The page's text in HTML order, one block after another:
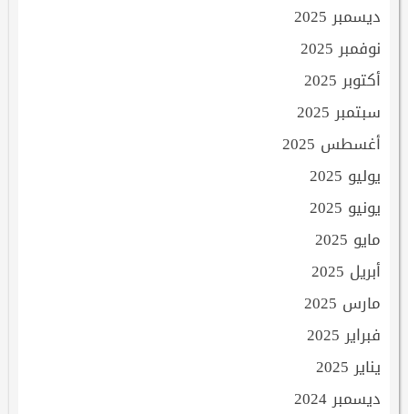
ديسمبر 2025
نوفمبر 2025
أكتوبر 2025
سبتمبر 2025
أغسطس 2025
يوليو 2025
يونيو 2025
مايو 2025
أبريل 2025
مارس 2025
فبراير 2025
يناير 2025
ديسمبر 2024